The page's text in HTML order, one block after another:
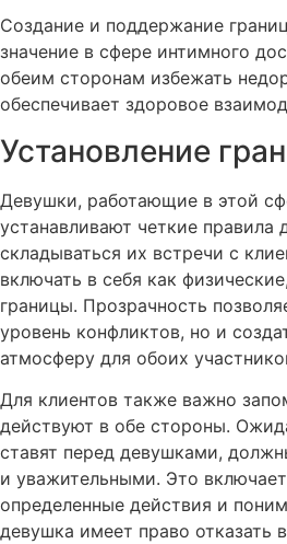
Создание и поддержание
значение в сфере интимного
обеим сторонам избежать
обеспечивает здоровое
Установление
Девушки, работающие в этой
устанавливают четкие правила
складываться их встречи с
включать в себя как
границы. Прозрачность
уровень конфликтов, но и
атмосферу для обоих
Для клиентов также важно
действуют в обе стороны.
ставят перед девушками,
и уважительными. Это включает
определенные действия и
девушка имеет право отказать